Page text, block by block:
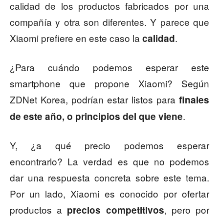
calidad de los productos fabricados por una
compañía y otra son diferentes. Y parece que
Xiaomi prefiere en este caso la calidad.
¿Para cuándo podemos esperar este
smartphone que propone Xiaomi? Según
ZDNet Korea, podrían estar listos para finales
de este año, o principios del que viene.
Y, ¿a qué precio podemos esperar
encontrarlo? La verdad es que no podemos
dar una respuesta concreta sobre este tema.
Por un lado, Xiaomi es conocido por ofertar
productos a precios competitivos, pero por